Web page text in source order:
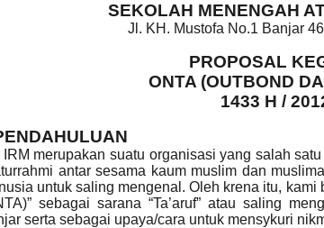
SEKOLAH MENENGAH
Jl. KH. Mustofa No.1 Banjar
PROPOSAL
ONTA (OUTBOND
1433 H /
merupakan suatu organisasi yang salah satu
antar sesama kaum muslim dan
untuk saling mengenal. Oleh krena itu, kami
sebagai sarana “Ta’aruf” atau saling
serta sebagai upaya/cara untuk mensykuri